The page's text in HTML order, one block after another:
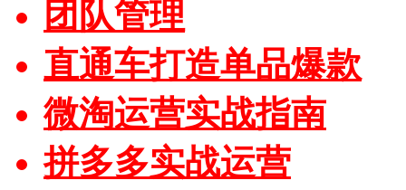
团队管理
直通车打造单品爆款
微淘运营实战指南
拼多多实战运营